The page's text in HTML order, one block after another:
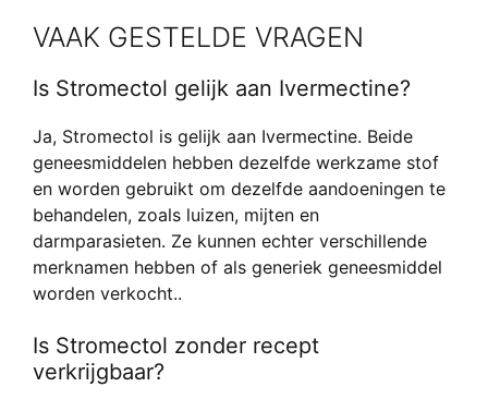
VAAK GESTELDE VRAGEN
Is Stromectol gelijk aan Ivermectine?
Ja, Stromectol is gelijk aan Ivermectine. Beide
geneesmiddelen hebben dezelfde werkzame stof
en worden gebruikt om dezelfde aandoeningen te
behandelen, zoals luizen, mijten en
darmparasieten. Ze kunnen echter verschillende
merknamen hebben of als generiek geneesmiddel
worden verkocht..
Is Stromectol zonder recept
verkrijgbaar?